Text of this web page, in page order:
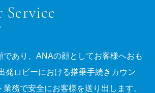
Service
であり、ANAの顔としてお客様へおも
発ロビーにおける搭乗手続きカウン
業務で安全にお客様を送り出します。